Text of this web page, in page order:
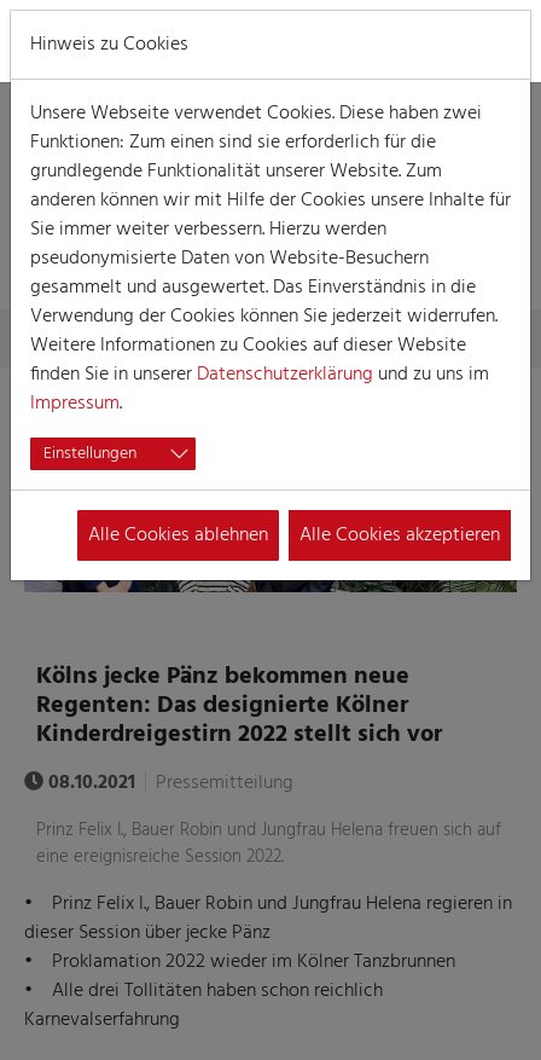
MELDUNG
Skip to main content
You are here:
Home Meldung
Kölns jecke Pänz bekommen neue
Regenten: Das designierte Kölner
Kinderdreigestirn 2022 stellt sich vor
08.10.2021 Pressemitteilung
Prinz Felix I., Bauer Robin und Jungfrau Helena freuen sich auf
eine ereignisreiche Session 2022.
• Prinz Felix I., Bauer Robin und Jungfrau Helena regieren in
dieser Session über jecke Pänz
• Proklamation 2022 wieder im Kölner Tanzbrunnen
• Alle drei Tollitäten haben schon reichlich
Karnevalserfahrung
Hinweis zu Cookies
Unsere Webseite verwendet Cookies. Diese haben zwei
Funktionen: Zum einen sind sie erforderlich für die
grundlegende Funktionalität unserer Website. Zum
anderen können wir mit Hilfe der Cookies unsere Inhalte für
Sie immer weiter verbessern. Hierzu werden
pseudonymisierte Daten von Website-Besuchern
gesammelt und ausgewertet. Das Einverständnis in die
Verwendung der Cookies können Sie jederzeit widerrufen.
Weitere Informationen zu Cookies auf dieser Website
finden Sie in unsererDatenschutzerklärung und zu uns im
Impressum.
Einstellungen
Alle Cookies ablehnen Alle Cookies akzeptieren